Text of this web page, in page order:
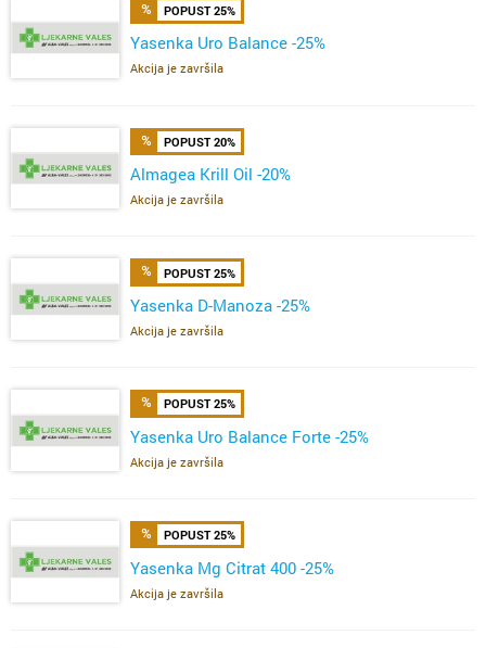
POPUST 25%
Yasenka Uro Balance -25%
Akcija je završila
POPUST 20%
Almagea Krill Oil -20%
Akcija je završila
POPUST 25%
Yasenka D-Manoza -25%
Akcija je završila
POPUST 25%
Yasenka Uro Balance Forte -25%
Akcija je završila
POPUST 25%
Yasenka Mg Citrat 400 -25%
Akcija je završila